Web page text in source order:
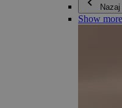
Nazaj
Show more